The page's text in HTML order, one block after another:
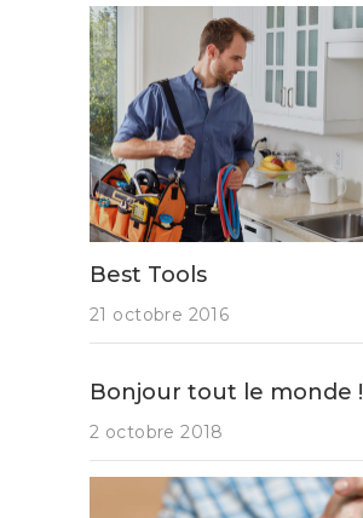
Best Tools
21 octobre 2016
Bonjour tout le monde !
2 octobre 2018